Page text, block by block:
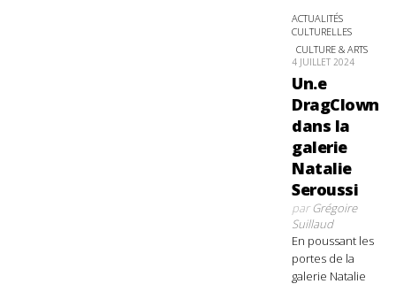
ACTUALITÉS
CULTURELLES
CULTURE & ARTS
4 JUILLET 2024
Un.e
DragClown
dans la
galerie
Natalie
Seroussi
parGrégoire
Suillaud
En poussant les
portes de la
galerie Natalie